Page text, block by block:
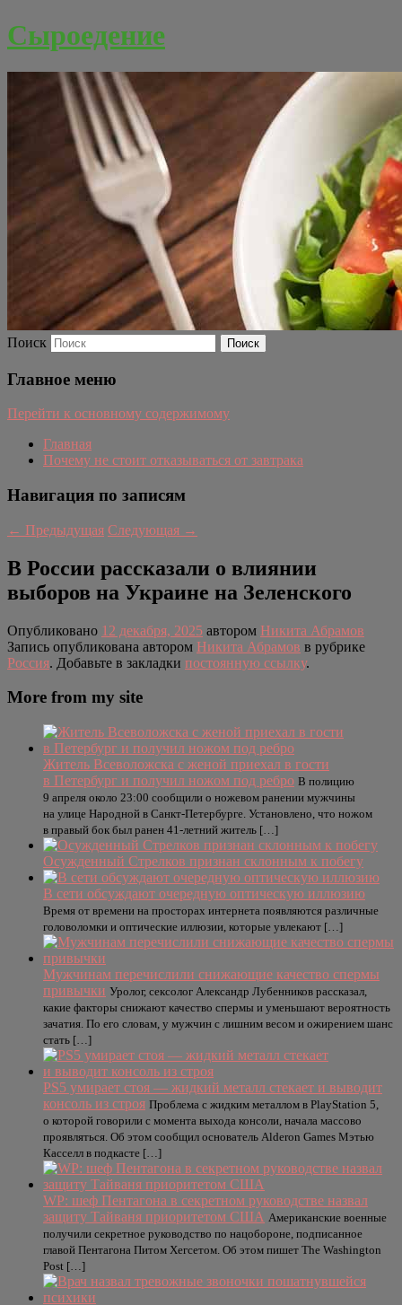
Сыроедение
Поиск
Главное меню
Перейти к основному содержимому
Главная
Почему не стоит отказываться от завтрака
Навигация по записям
← Предыдущая Следующая →
В России рассказали о влиянии
выборов на Украине на Зеленского
Опубликовано 12 декабря, 2025 автором Никита Абрамов
Запись опубликована автором Никита Абрамов в рубрике
Россия. Добавьте в закладки постоянную ссылку.
More from my site
Житель Всеволожска с женой приехал в гости
в Петербург и получил ножом под ребро В полицию
9 апреля около 23:00 сообщили о ножевом ранении мужчины
на улице Народной в Санкт-Петербурге. Установлено, что ножом
в правый бок был ранен 41-летний житель […]
Осужденный Стрелков признан склонным к побегу
В сети обсуждают очередную оптическую иллюзию
Время от времени на просторах интернета появляются различные
головоломки и оптические иллюзии, которые увлекают […]
Мужчинам перечислили снижающие качество спермы
привычки Уролог, сексолог Александр Лубенников рассказал,
какие факторы снижают качество спермы и уменьшают вероятность
зачатия. По его словам, у мужчин с лишним весом и ожирением шанс
стать […]
PS5 умирает стоя — жидкий металл стекает и выводит
консоль из строя Проблема с жидким металлом в PlayStation 5,
о которой говорили с момента выхода консоли, начала массово
проявляться. Об этом сообщил основатель Alderon Games Мэтью
Касселл в подкасте […]
WP: шеф Пентагона в секретном руководстве назвал
защиту Тайваня приоритетом США Американские военные
получили секретное руководство по нацобороне, подписанное
главой Пентагона Питом Хегсетом. Об этом пишет The Washington
Post […]